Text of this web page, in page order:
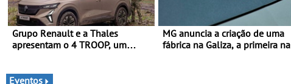
Grupo Renault e a Thales
apresentam o 4 TROOP, um
terrestres
MG anuncia a criação de uma
fábrica na Galiza, a primeira na
Eventos